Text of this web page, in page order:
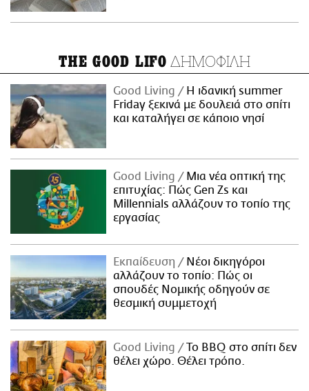
THE GOOD LIFO ΔΗΜΟΦΙΛΗ
Good Living
Η ιδανική summer
Friday ξεκινά με δουλειά στο σπίτι
και καταλήγει σε κάποιο νησί
Good Living
Μια νέα οπτική της
επιτυχίας: Πώς Gen Zs και
Millennials αλλάζουν το τοπίο της
εργασίας
Εκπαίδευση
Νέοι δικηγόροι
αλλάζουν το τοπίο: Πώς οι
σπουδές Νομικής οδηγούν σε
θεσμική συμμετοχή
Good Living
Το BBQ στο σπίτι δεν
θέλει χώρο. Θέλει τρόπο.